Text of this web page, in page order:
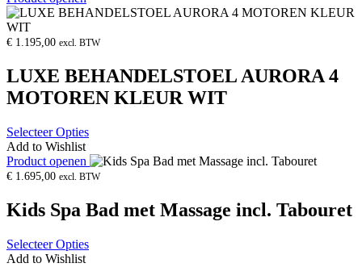
€ 1.195,00 excl. BTW
LUXE BEHANDELSTOEL AURORA 4
MOTOREN KLEUR WIT
Selecteer Opties
Add to Wishlist
Product openen
€ 1.695,00 excl. BTW
Kids Spa Bad met Massage incl. Tabouret
Selecteer Opties
Add to Wishlist